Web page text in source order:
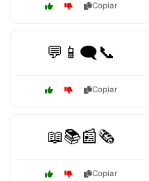
Copiar
💬📱🗨️📞
Copiar
📖📚📰🗞️
Copiar